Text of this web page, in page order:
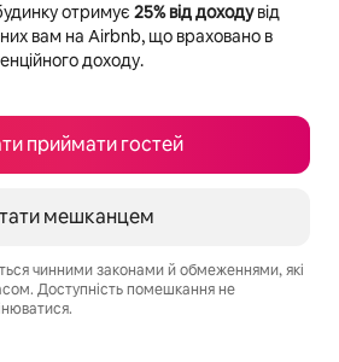
отримує 25% від доходувід
вам на Airbnb, що враховано в
доходу.
приймати гостей
мешканцем
чинними законами й обмеженнями, які
Доступність помешкання не